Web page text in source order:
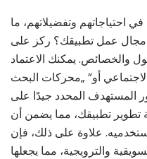
احتياجاتهم وتفضيلاتهم، ما
مجال عمل تطبيقك؟ ركز على
والخصائص. يمكنك الاعتماد
أو” „محركات البحث
المستهدف المحدد جيدًا على
تطوير تطبيقك، مما يضمن أن
علاوة على ذلك، فإن
والترويجية، مما يجعلها